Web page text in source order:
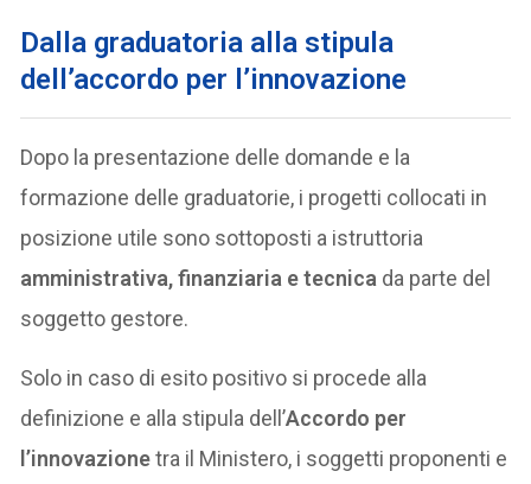
Dalla graduatoria alla stipula
dell’accordo per l’innovazione
Dopo la presentazione delle domande e la
formazione delle graduatorie, i progetti collocati in
posizione utile sono sottoposti a istruttoria
amministrativa, finanziaria e tecnica da parte del
soggetto gestore.
Solo in caso di esito positivo si procede alla
definizione e alla stipula dell’Accordo per
l’innovazionetra il Ministero, i soggetti proponenti e